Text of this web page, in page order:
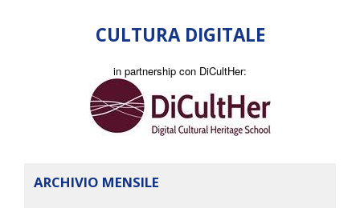
CULTURA DIGITALE
in partnership con DiCultHer:
ARCHIVIO MENSILE